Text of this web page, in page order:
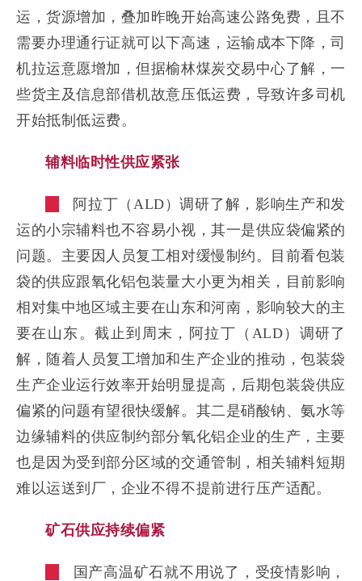
运，货源增加，叠加昨晚开始高速公路免费，且不
需要办理通行证就可以下高速，运输成本下降，司
机拉运意愿增加，但据榆林煤炭交易中心了解，一
些货主及信息部借机故意压低运费，导致许多司机
开始抵制低运费。
辅料临时性供应紧张
阿拉丁（ALD）调研了解，影响生产和发
运的小宗辅料也不容易小视，其一是供应袋偏紧的
问题。主要因人员复工相对缓慢制约。目前看包装
袋的供应跟氧化铝包装量大小更为相关，目前影响
相对集中地区域主要在山东和河南，影响较大的主
要在山东。截止到周末，阿拉丁（ALD）调研了
解，随着人员复工增加和生产企业的推动，包装袋
生产企业运行效率开始明显提高，后期包装袋供应
偏紧的问题有望很快缓解。其二是硝酸钠、氨水等
边缘辅料的供应制约部分氧化铝企业的生产，主要
也是因为受到部分区域的交通管制，相关辅料短期
难以运送到厂，企业不得不提前进行压产适配。
矿石供应持续偏紧
国产高温矿石就不用说了，受疫情影响，